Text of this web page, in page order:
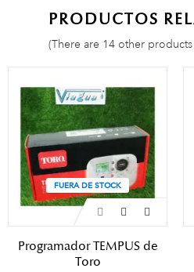
PRODUCTOS
(There are 14 other
FUERA DE STOCK
Programador TEMPUS de
Toro